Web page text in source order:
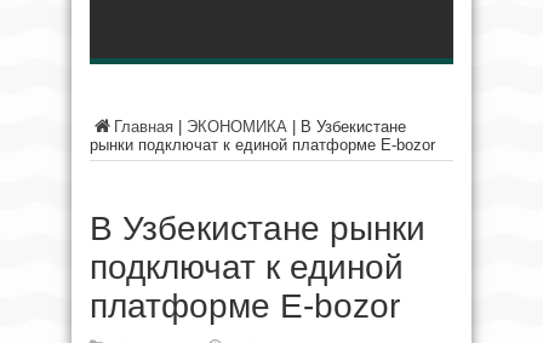
Главная ЭКОНОМИКА
В Узбекистане
рынки подключат к единой платформе E-bozor
В Узбекистане рынки
подключат к единой
платформе E-bozor